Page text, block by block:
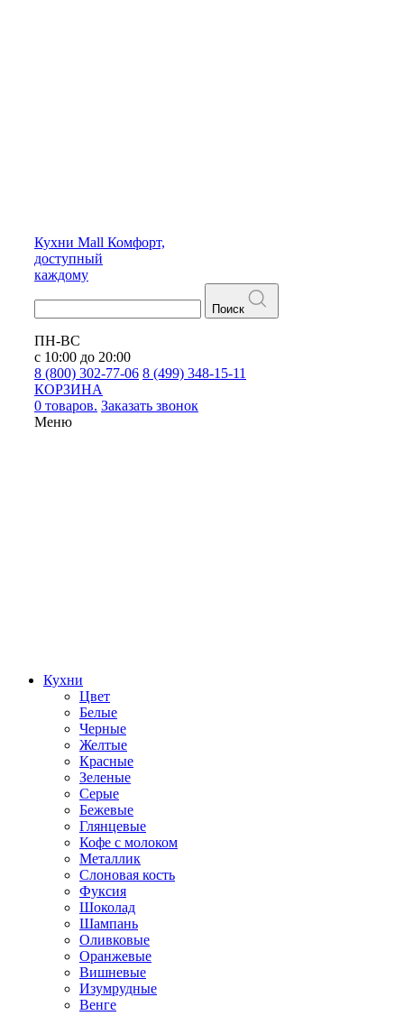
Кухни Mall Комфорт,
доступный
каждому
Поиск
ПН-ВС
с 10:00 до 20:00
8 (800) 302-77-06 8 (499) 348-15-11
КОРЗИНА
0 товаров. Заказать звонок
Меню
Кухни
Цвет
Белые
Черные
Желтые
Красные
Зеленые
Серые
Бежевые
Глянцевые
Кофе с молоком
Металлик
Слоновая кость
Фуксия
Шоколад
Шампань
Оливковые
Оранжевые
Вишневые
Изумрудные
Венге